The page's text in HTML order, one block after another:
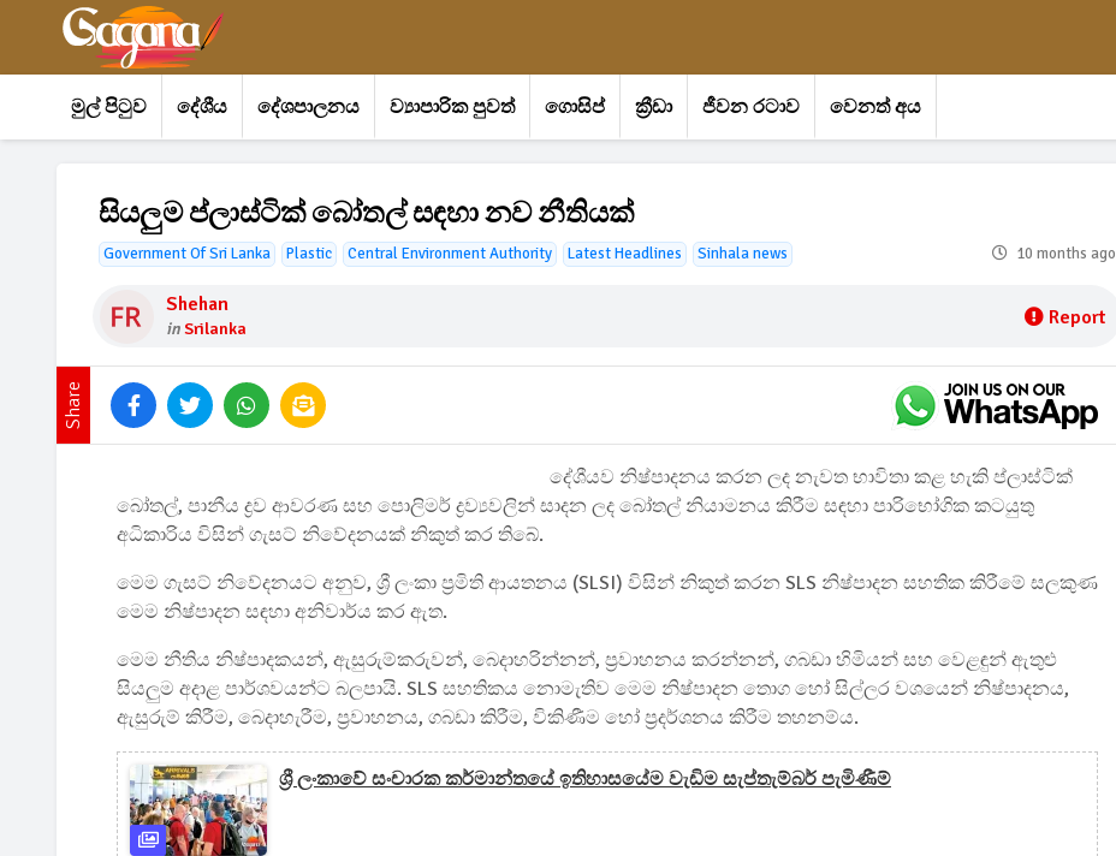
මුල් පිටුව දේශීය දේශපාලනය ව්‍යාපාරික පුවත් ගොසිප් ක්‍රීඩා ජීවන රටාව වෙනත් අය
සියලුම ප්ලාස්ටික් බෝතල් සඳහා නව නීතියක්
Government Of Sri Lanka Plastic Central Environment Authority Latest Headlines Sinhala news 10 months ago
Shehan
inSrilanka Report
Share
දේශීයව නිෂ්පාදනය කරන ලද නැවත භාවිතා කළ හැකි ප්ලාස්ටික්
බෝතල්, පානීය ද්‍රව ආවරණ සහ පොලිමර් ද්‍රව්‍යවලින් සාදන ලද බෝතල් නියාමනය කිරීම සඳහා පාරිභෝගික කටයුතු
අධිකාරිය විසින් ගැසට් නිවේදනයක් නිකුත් කර තිබේ.
මෙම ගැසට් නිවේදනයට අනුව, ශ්‍රී ලංකා ප්‍රමිති ආයතනය (SLSI) විසින් නිකුත් කරන SLS නිෂ්පාදන සහතික කිරීමේ සලකුණ
මෙම නිෂ්පාදන සඳහා අනිවාර්ය කර ඇත.
මෙම නීතිය නිෂ්පාදකයන්, ඇසුරුම්කරුවන්, බෙදාහරින්නන්, ප්‍රවාහනය කරන්නන්, ගබඩා හිමියන් සහ වෙළඳුන් ඇතුළු
සියලුම අදාළ පාර්ශවයන්ට බලපායි. SLS සහතිකය නොමැතිව මෙම නිෂ්පාදන තොග හෝ සිල්ලර වශයෙන් නිෂ්පාදනය,
ඇසුරුම් කිරීම, බෙදාහැරීම, ප්‍රවාහනය, ගබඩා කිරීම, විකිණීම හෝ ප්‍රදර්ශනය කිරීම තහනම්ය.
ශ්‍රී ලංකාවේ සංචාරක කර්මාන්තයේ ඉතිහාසයේම වැඩිම සැප්තැම්බර් පැමිණීම්